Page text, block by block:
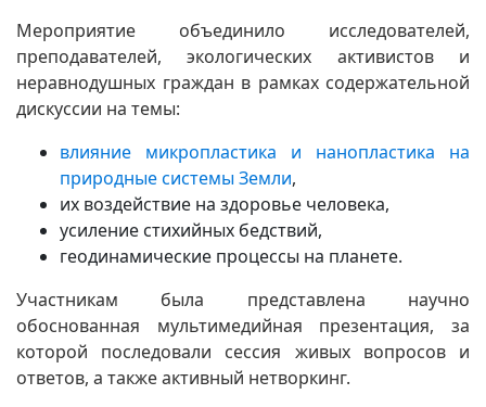
Мероприятие объединило исследователей,
преподавателей, экологических активистов и
неравнодушных граждан в рамках содержательной
дискуссии на темы:
влияние микропластика и нанопластика на
природные системы Земли,
их воздействие на здоровье человека,
усиление стихийных бедствий,
геодинамические процессы на планете.
Участникам была представлена научно
обоснованная мультимедийная презентация, за
которой последовали сессия живых вопросов и
ответов, а также активный нетворкинг.